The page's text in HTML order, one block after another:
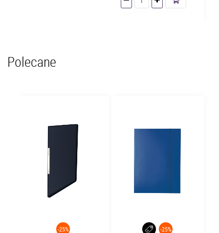
Polecane
-25% -25%